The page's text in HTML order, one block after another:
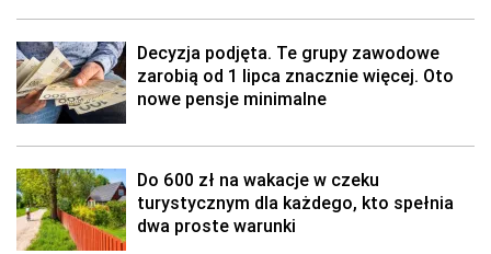
Decyzja podjęta. Te grupy zawodowe
zarobią od 1 lipca znacznie więcej. Oto
nowe pensje minimalne
Do 600 zł na wakacje w czeku
turystycznym dla każdego, kto spełnia
dwa proste warunki